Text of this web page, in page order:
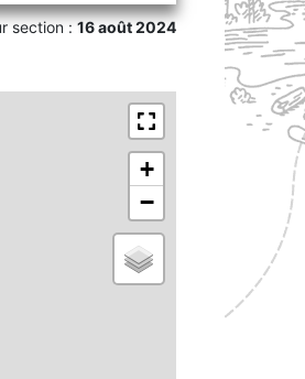
section :16 août 2024
+
−